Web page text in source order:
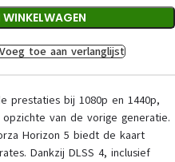
Voeg toe aan verlanglijst
prestaties bij 1080p en 1440p,
van de vorige generatie.
Horizon 5 biedt de kaart
Dankzij DLSS 4, inclusief